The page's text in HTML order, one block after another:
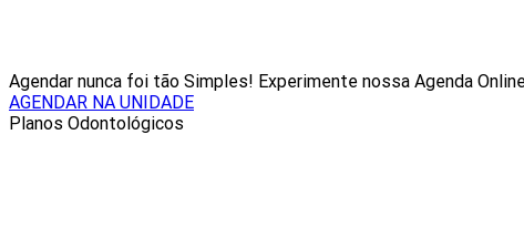
Agendar nunca foi tão Simples! Experimente nossa Agenda
AGENDAR NA UNIDADE
Planos Odontológicos